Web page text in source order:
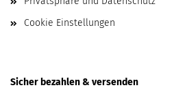
Cookie Einstellungen
Sicher bezahlen & versenden